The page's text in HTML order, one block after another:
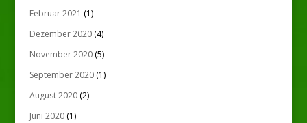
Februar 2021 (1)
Dezember 2020(4)
November 2020(5)
September 2020(1)
August 2020(2)
Juni 2020(1)